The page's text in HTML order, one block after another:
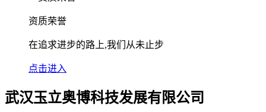
资质荣誉
在追求进步的路上,我们从未止步
点击进入
武汉玉立奥博科技发展有限公司